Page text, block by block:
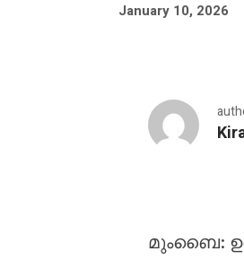
January 10, 2026
മുംബൈ: